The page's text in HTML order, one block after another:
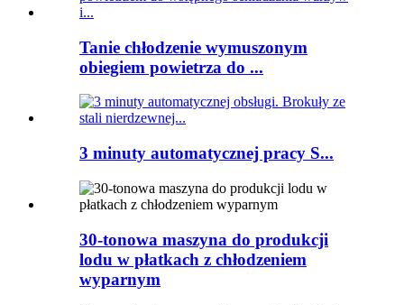
Tanie chłodzenie wymuszonym
obiegiem powietrza do ...
3 minuty automatycznej pracy S...
30-tonowa maszyna do produkcji
lodu w płatkach z chłodzeniem
wyparnym